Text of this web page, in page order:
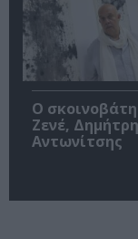
Ο
Ζενέ,
Αντωνίτσης